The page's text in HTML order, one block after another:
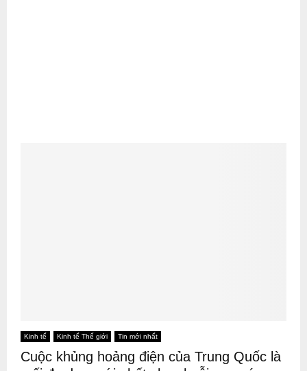
Kinh tế Kinh tế Thế giới Tin mới nhất
Cuộc khủng hoảng điện của Trung Quốc là